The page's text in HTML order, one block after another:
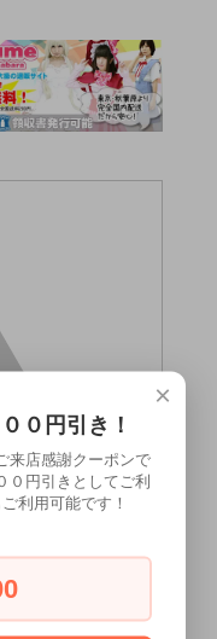
未満の方に
×
０円引き！
来店感謝クーポンで
０円引きとしてご利
利用可能です！